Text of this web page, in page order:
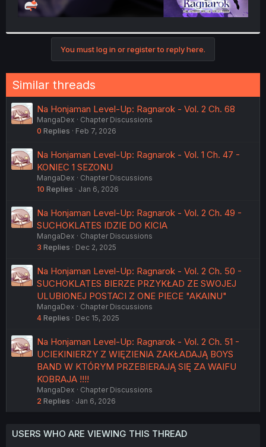
You must log in or register to reply here.
Similar threads
Na Honjaman Level-Up: Ragnarok - Vol. 2 Ch. 68
MangaDex
Chapter Discussions
0 Replies Feb 7, 2026
Na Honjaman Level-Up: Ragnarok - Vol. 1 Ch. 47 -
KONIEC 1 SEZONU
MangaDex
Chapter Discussions
10 Replies Jan 6, 2026
Na Honjaman Level-Up: Ragnarok - Vol. 2 Ch. 49 -
SUCHOKLATES IDZIE DO KICIA
MangaDex
Chapter Discussions
3 Replies Dec 2, 2025
Na Honjaman Level-Up: Ragnarok - Vol. 2 Ch. 50 -
SUCHOKLATES BIERZE PRZYKŁAD ZE SWOJEJ
ULUBIONEJ POSTACI Z ONE PIECE "AKAINU"
MangaDex
Chapter Discussions
4 Replies Dec 15, 2025
Na Honjaman Level-Up: Ragnarok - Vol. 2 Ch. 51 -
UCIEKINIERZY Z WIĘZIENIA ZAKŁADAJĄ BOYS
BAND W KTÓRYM PRZEBIERAJĄ SIĘ ZA WAIFU
KOBRAJA !!!!
MangaDex
Chapter Discussions
2 Replies Jan 6, 2026
USERS WHO ARE VIEWING THIS THREAD